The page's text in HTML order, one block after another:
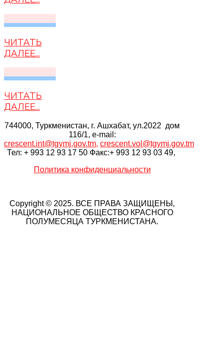
ЧИТАТЬ
ДАЛЕЕ...
ЧИТАТЬ
ДАЛЕЕ...
744000, Туркменистан, г. Ашхабат, ул.2022 дом
116/1, e-mail:
crescent.int@tgymj.gov.tm, crescent.vol@tgymj.gov.tm
Тел: + 993 12 93 17 50 Факс:+ 993 12 93 03 49,
Политика конфиденциальности
Copyright © 2025. ВСЕ ПРАВА ЗАЩИЩЕНЫ,
НАЦИОНАЛЬНОЕ ОБЩЕСТВО КРАСНОГО
ПОЛУМЕСЯЦА ТУРКМЕНИСТАНА.